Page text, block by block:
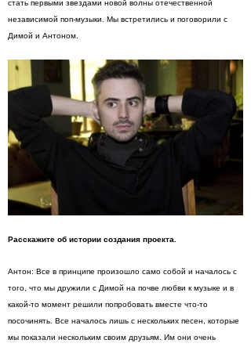
стать первыми звездами новой волны отечественной
независимой поп-музыки. Мы встретились и поговорили с
Димой и Антоном.
Расскажите об истории создания проекта.
Антон: Все в принципе произошло само собой и началось с
того, что мы дружили с Димой на почве любви к музыке и в
какой-то момент решили попробовать вместе что-то
посочинять. Все началось лишь с нескольких песен, которые
мы показали нескольким своим друзьям. Им они очень